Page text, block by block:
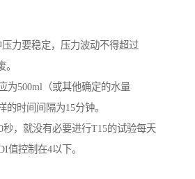
力要稳定，压力波动不得超过
为500ml（或其他确定的水量
的时间间隔为15分钟。
秒，就没有必要进行T15的试验每天
值控制在4以下。